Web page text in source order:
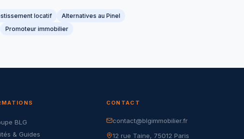
locatif
Alternatives au Pinel
Promoteur immobilier
BLG
& Guides
CONTACT
contact@blgimmobilier.fr
12 rue Taine, 75012 Paris